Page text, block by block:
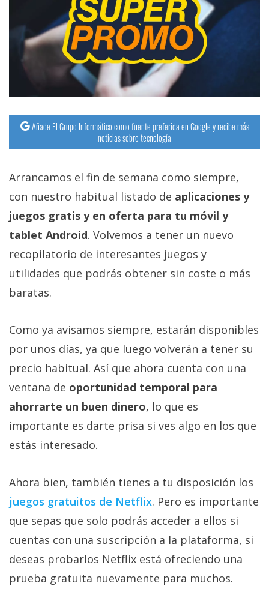
Añade El Grupo Informático como fuente preferida en Google y recibe más
noticias sobre tecnología
Arrancamos el fin de semana como siempre,
con nuestro habitual listado de aplicaciones y
juegos gratis y en oferta para tu móvil y
tablet Android. Volvemos a tener un nuevo
recopilatorio de interesantes juegos y
utilidades que podrás obtener sin coste o más
baratas.
Como ya avisamos siempre, estarán disponibles
por unos días, ya que luego volverán a tener su
precio habitual. Así que ahora cuenta con una
ventana de oportunidad temporal para
ahorrarte un buen dinero, lo que es
importante es darte prisa si ves algo en los que
estás interesado.
Ahora bien, también tienes a tu disposición los
juegos gratuitos de Netflix‎. Pero es importante
que sepas que solo podrás acceder a ellos si
cuentas con una suscripción a la plataforma, si
deseas probarlos Netflix está ofreciendo una
prueba gratuita nuevamente para muchos.